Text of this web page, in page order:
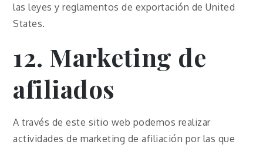
las leyes y reglamentos de exportación de United
States.
12. Marketing de
afiliados
A través de este sitio web podemos realizar
actividades de marketing de afiliación por las que